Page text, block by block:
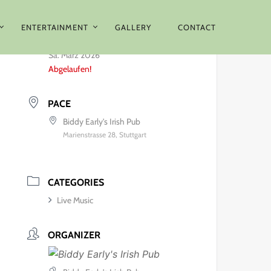
ENTERTAINMENT GALLERY CONTACT
Sa. März 2026
Abgelaufen!
PACE
Biddy Early's Irish Pub
Marienstrasse 28, Stuttgart
CATEGORIES
Live Music
ORGANIZER